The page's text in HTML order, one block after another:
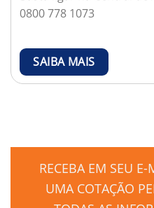
0800 778 1073
SAIBA MAIS
RECEBA EM SEU
UMA COTAÇÃO